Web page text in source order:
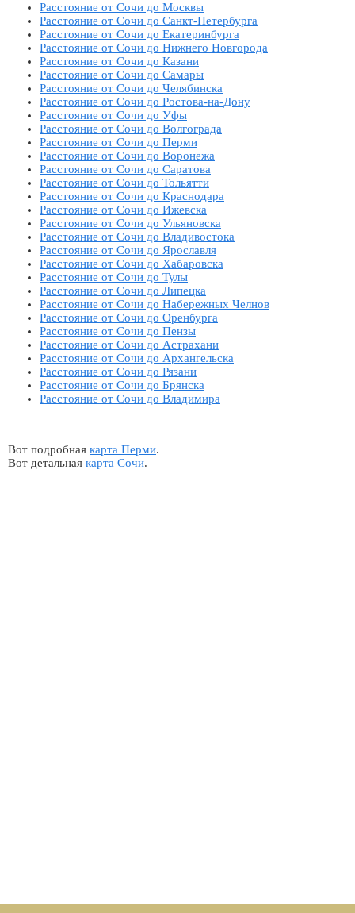
Расстояние от Сочи до Москвы
Расстояние от Сочи до Санкт-Петербурга
Расстояние от Сочи до Екатеринбурга
Расстояние от Сочи до Нижнего Новгорода
Расстояние от Сочи до Казани
Расстояние от Сочи до Самары
Расстояние от Сочи до Челябинска
Расстояние от Сочи до Ростова-на-Дону
Расстояние от Сочи до Уфы
Расстояние от Сочи до Волгограда
Расстояние от Сочи до Перми
Расстояние от Сочи до Воронежа
Расстояние от Сочи до Саратова
Расстояние от Сочи до Тольятти
Расстояние от Сочи до Краснодара
Расстояние от Сочи до Ижевска
Расстояние от Сочи до Ульяновска
Расстояние от Сочи до Владивостока
Расстояние от Сочи до Ярославля
Расстояние от Сочи до Хабаровска
Расстояние от Сочи до Тулы
Расстояние от Сочи до Липецка
Расстояние от Сочи до Набережных Челнов
Расстояние от Сочи до Оренбурга
Расстояние от Сочи до Пензы
Расстояние от Сочи до Астрахани
Расстояние от Сочи до Архангельска
Расстояние от Сочи до Рязани
Расстояние от Сочи до Брянска
Расстояние от Сочи до Владимира
Вот подробная карта Перми.
Вот детальная карта Сочи.